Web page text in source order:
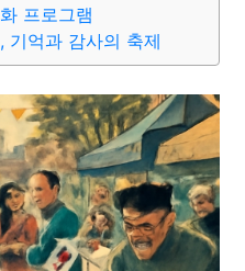
종교 사회
부동산 외국어 교육
프로그램
기억과 감사의 축제